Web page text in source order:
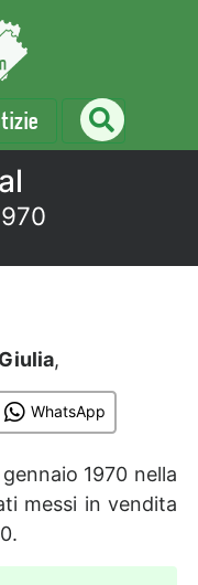
Giulia,
WhatsApp
gennaio 1970 nella
messi in vendita